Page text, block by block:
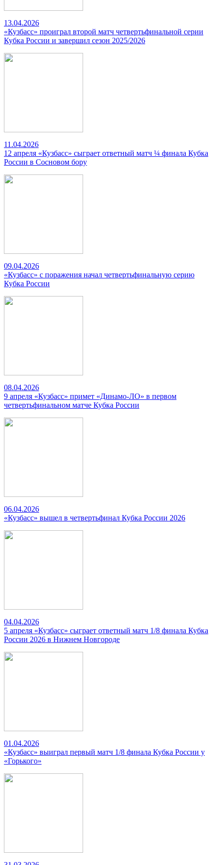
13.04.2026
«Кузбасс» проиграл второй матч четвертьфинальной серии
Кубка России и завершил сезон 2025/2026
11.04.2026
12 апреля «Кузбасс» сыграет ответный матч ¼ финала Кубка
России в Сосновом бору
09.04.2026
«Кузбасс» с поражения начал четвертьфинальную серию
Кубка России
08.04.2026
9 апреля «Кузбасс» примет «Динамо-ЛО» в первом
четвертьфинальном матче Кубка России
06.04.2026
«Кузбасс» вышел в четвертьфинал Кубка России 2026
04.04.2026
5 апреля «Кузбасс» сыграет ответный матч 1/8 финала Кубка
России 2026 в Нижнем Новгороде
01.04.2026
«Кузбасс» выиграл первый матч 1/8 финала Кубка России у
«Горького»